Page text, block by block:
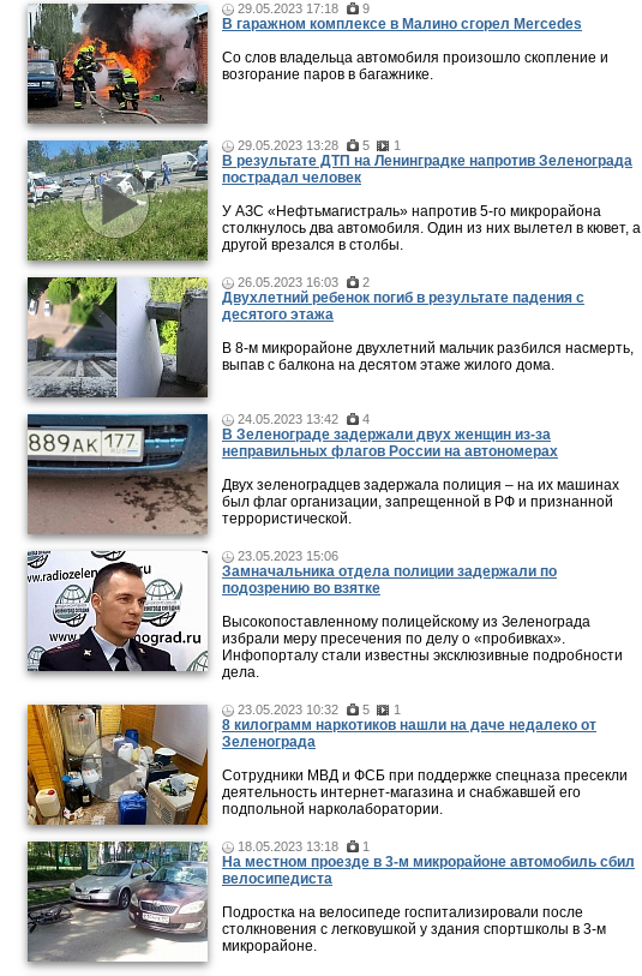
29.05.2023 17:18 9
В гаражном комплексе в Малино сгорел Mercedes
Со слов владельца автомобиля произошло скопление и
возгорание паров в багажнике.
29.05.2023 13:28 5 1
В результате ДТП на Ленинградке напротив Зеленограда
пострадал человек
У АЗС «Нефтьмагистраль» напротив 5-го микрорайона
столкнулось два автомобиля. Один из них вылетел в кювет, а
другой врезался в столбы.
26.05.2023 16:03 2
Двухлетний ребенок погиб в результате падения с
десятого этажа
В 8-м микрорайоне двухлетний мальчик разбился насмерть,
выпав с балкона на десятом этаже жилого дома.
24.05.2023 13:42 4
В Зеленограде задержали двух женщин из-за
неправильных флагов России на автономерах
Двух зеленоградцев задержала полиция – на их машинах
был флаг организации, запрещенной в РФ и признанной
террористической.
23.05.2023 15:06
Замначальника отдела полиции задержали по
подозрению во взятке
Высокопоставленному полицейскому из Зеленограда
избрали меру пресечения по делу о «пробивках».
Инфопорталу стали известны эксклюзивные подробности
дела.
23.05.2023 10:32 5 1
8 килограмм наркотиков нашли на даче недалеко от
Зеленограда
Сотрудники МВД и ФСБ при поддержке спецназа пресекли
деятельность интернет-магазина и снабжавшей его
подпольной нарколаборатории.
18.05.2023 13:18 1
На местном проезде в 3-м микрорайоне автомобиль сбил
велосипедиста
Подростка на велосипеде госпитализировали после
столкновения с легковушкой у здания спортшколы в 3-м
микрорайоне.